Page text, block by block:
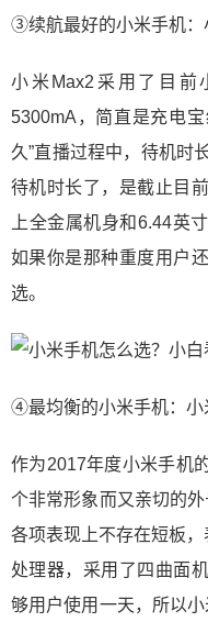
③续航最好的小米手机：
小米Max2采用了目
5300mA，简直是充电
久”直播过程中，待机
待机时长了，是截止目
上全金属机身和6.44英
如果你是那种重度用户
选。
④最均衡的小米手机：小
作为2017年度小米手机
个非常形象而又亲切的
各项表现上不存在短板
处理器，采用了四曲面
够用户使用一天，所以